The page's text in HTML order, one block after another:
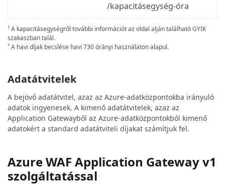
/kapacitásegység-óra
1 A kapacitásegységről további információt az oldal alján található GYIK
szakaszban talál.
* A havi díjak becslése havi 730 órányi használaton alapul.
Adatátvitelek
A bejövő adatátvitel, azaz az Azure-adatközpontokba irányuló
adatok ingyenesek. A kimenő adatátvitelek, azaz az
Application Gatewayből az Azure-adatközpontokból kimenő
adatokért a standard adatátviteli díjakat számítjuk fel.
Azure WAF Application Gateway v1
szolgáltatással